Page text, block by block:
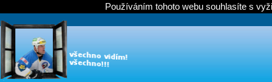
Používáním tohoto webu souhlasíte s